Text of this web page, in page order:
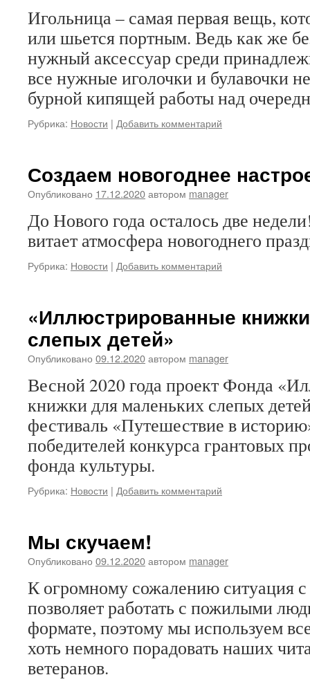
Игольница – самая первая вещь,
или шьется портным. Ведь как же
нужный аксессуар среди
все нужные иголочки и булавочки
бурной кипящей работы над
Рубрика: Новости | Добавить комментарий
Создаем новогоднее
Опубликовано 17.12.2020автором manager
До Нового года осталось две
витает атмосфера новогоднего
Рубрика: Новости | Добавить комментарий
«Иллюстрированные
слепых детей»
Опубликовано 09.12.2020автором manager
Весной 2020 года проект Фонда
книжки для маленьких слепых
фестиваль «Путешествие в
победителей конкурса грантовых
фонда культуры.
Рубрика: Новости | Добавить комментарий
Мы скучаем!
Опубликовано 09.12.2020автором manager
К огромному сожалению ситуация
позволяет работать с пожилыми
формате, поэтому мы используем
хоть немного порадовать наших
ветеранов.